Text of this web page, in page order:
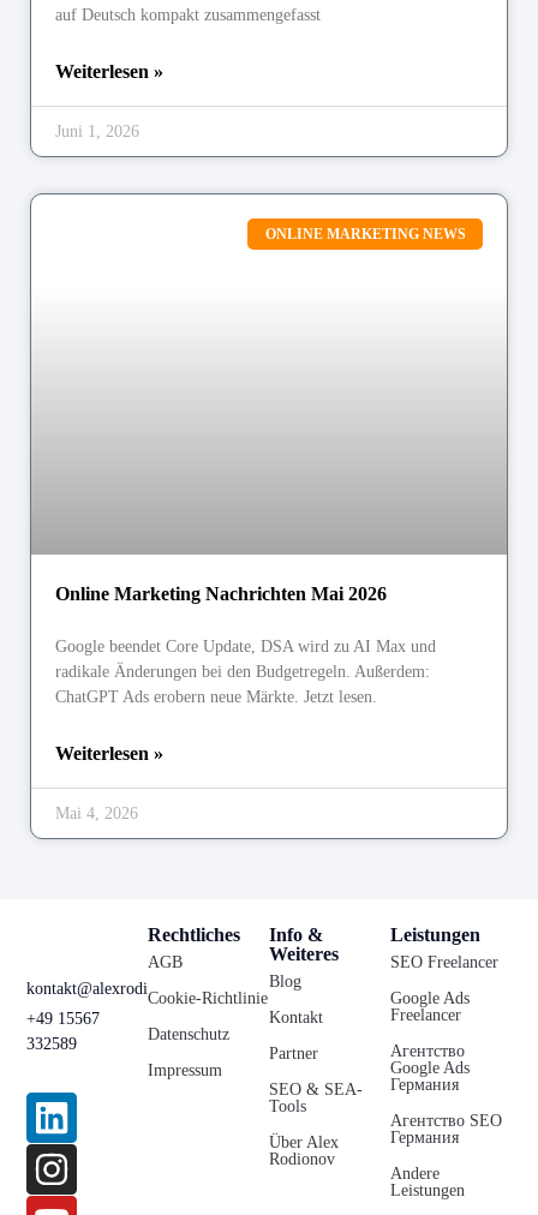
auf Deutsch kompakt zusammengefasst
Weiterlesen »
Juni 1, 2026
ONLINE MARKETING NEWS
Online Marketing Nachrichten Mai 2026
Google beendet Core Update, DSA wird zu AI Max und
radikale Änderungen bei den Budgetregeln. Außerdem:
ChatGPT Ads erobern neue Märkte. Jetzt lesen.
Weiterlesen »
Mai 4, 2026
kontakt@alexrodionov.de
+49 15567
332589
Leistungen
SEO Freelancer
Google Ads
Freelancer
Агентство
Google Ads
Германия
Агентство SEO
Германия
Andere
Leistungen
Info &
Weiteres
Blog
Kontakt
Partner
SEO & SEA-
Tools
Über Alex
Rodionov
Rechtliches
AGB
Cookie-Richtlinie
Datenschutz
Impressum